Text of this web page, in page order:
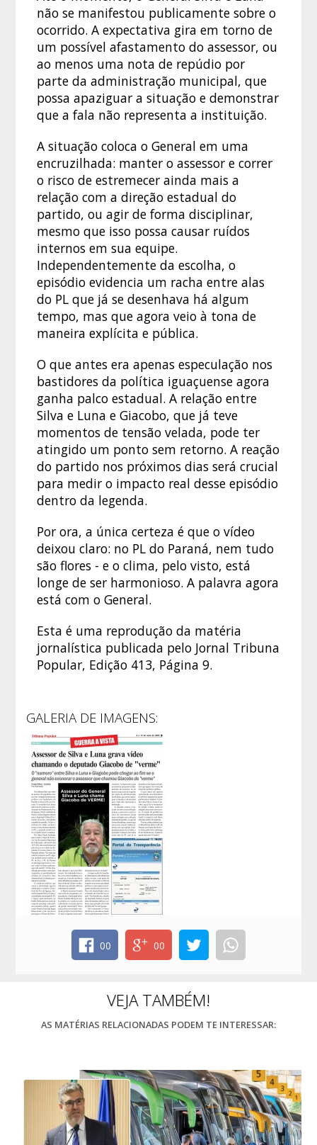
não se manifestou publicamente sobre o
ocorrido. A expectativa gira em torno de
um possível afastamento do assessor, ou
ao menos uma nota de repúdio por
parte da administração municipal, que
possa apaziguar a situação e demonstrar
que a fala não representa a instituição.
A situação coloca o General em uma
encruzilhada: manter o assessor e correr
o risco de estremecer ainda mais a
relação com a direção estadual do
partido, ou agir de forma disciplinar,
mesmo que isso possa causar ruídos
internos em sua equipe.
Independentemente da escolha, o
episódio evidencia um racha entre alas
do PL que já se desenhava há algum
tempo, mas que agora veio à tona de
maneira explícita e pública.
O que antes era apenas especulação nos
bastidores da política iguaçuense agora
ganha palco estadual. A relação entre
Silva e Luna e Giacobo, que já teve
momentos de tensão velada, pode ter
atingido um ponto sem retorno. A reação
do partido nos próximos dias será crucial
para medir o impacto real desse episódio
dentro da legenda.
Por ora, a única certeza é que o vídeo
deixou claro: no PL do Paraná, nem tudo
são flores - e o clima, pelo visto, está
longe de ser harmonioso. A palavra agora
está com o General.
Esta é uma reprodução da matéria
jornalística publicada pelo Jornal Tribuna
Popular, Edição 413, Página 9.
GALERIA DE IMAGENS:
00 00
VEJA TAMBÉM!
AS MATÉRIAS RELACIONADAS PODEM TE INTERESSAR: